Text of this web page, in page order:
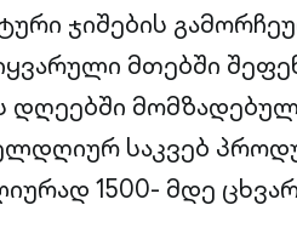
ჯიშების
მთებში
დღეებში
საკვებ
1500- მდე